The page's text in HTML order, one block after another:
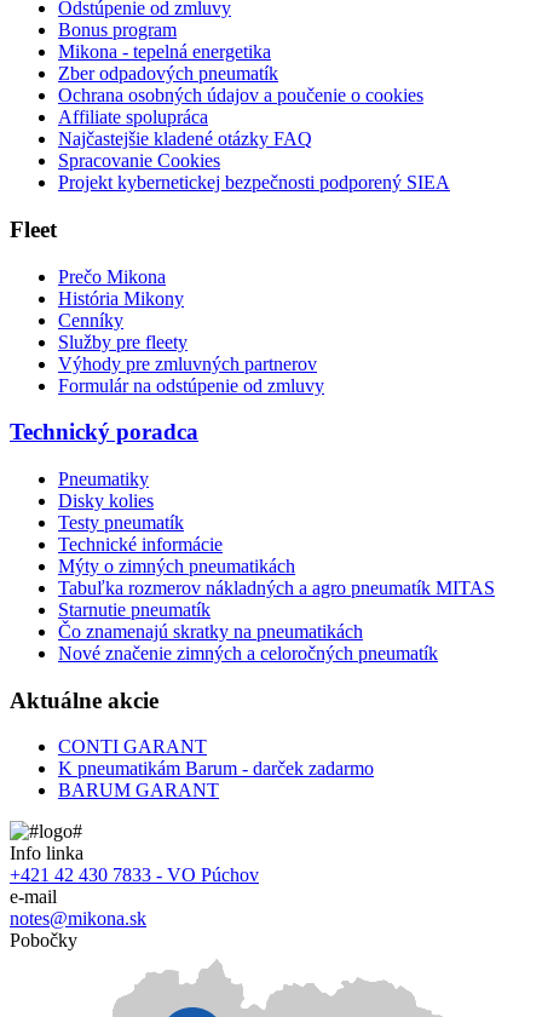
Odstúpenie od zmluvy
Bonus program
Mikona - tepelná energetika
Zber odpadových pneumatík
Ochrana osobných údajov a poučenie o cookies
Affiliate spolupráca
Najčastejšie kladené otázky FAQ
Spracovanie Cookies
Projekt kybernetickej bezpečnosti podporený SIEA
Fleet
Prečo Mikona
História Mikony
Cenníky
Služby pre fleety
Výhody pre zmluvných partnerov
Formulár na odstúpenie od zmluvy
Technický poradca
Pneumatiky
Disky kolies
Testy pneumatík
Technické informácie
Mýty o zimných pneumatikách
Tabuľka rozmerov nákladných a agro pneumatík MITAS
Starnutie pneumatík
Čo znamenajú skratky na pneumatikách
Nové značenie zimných a celoročných pneumatík
Aktuálne akcie
CONTI GARANT
K pneumatikám Barum - darček zadarmo
BARUM GARANT
Info linka
+421 42 430 7833 - VO Púchov
e-mail
notes@mikona.sk
Pobočky